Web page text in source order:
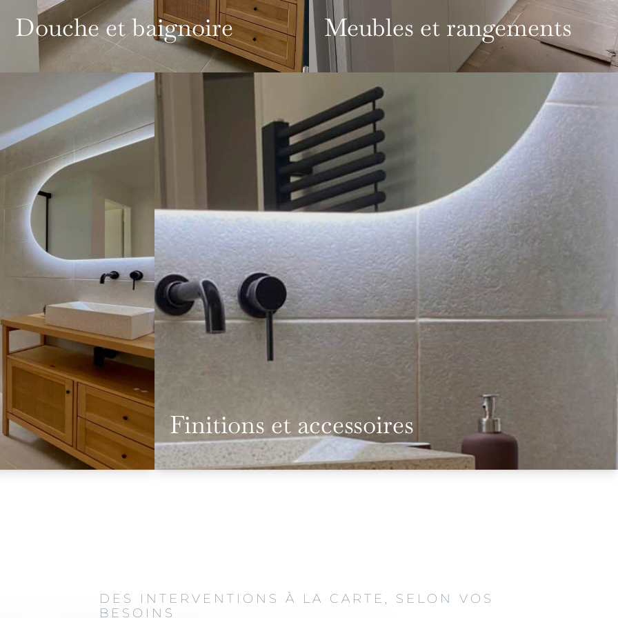
Douche et baignoire Meubles et rangements
Finitions et accessoires
DES INTERVENTIONS À LA CARTE, SELON VOS
BESOINS